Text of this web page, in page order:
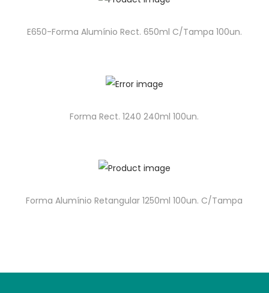
E650-Forma Alumínio Rect. 650ml C/Tampa 100un.
Forma Rect. 1240 240ml 100un.
Forma Alumínio Retangular 1250ml 100un. C/Tampa